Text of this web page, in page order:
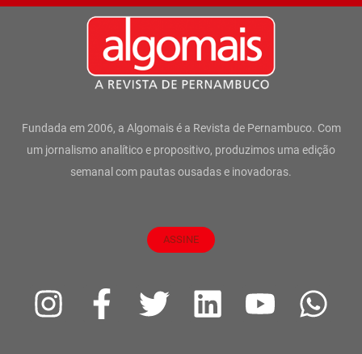
Fundada em 2006, a Algomais é a Revista de Pernambuco. Com
um jornalismo analítico e propositivo, produzimos uma edição
semanal com pautas ousadas e inovadoras.
ASSINE
I
F
a
T
L
Y
W